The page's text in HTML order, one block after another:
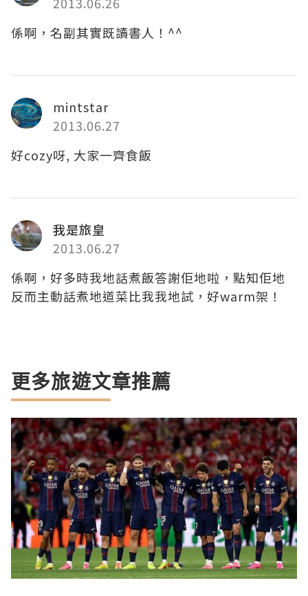
係啊，名副其實既讀書人！^^
mintstar
2013.06.27
好cozy呀, 大家一齊食飯
我是旅皇
2013.06.27
係啊，好多時我地話煮飯答謝佢地啦，點知佢地
反而主動話煮地道菜比我我地試，好warm架！
更多旅遊文章推薦